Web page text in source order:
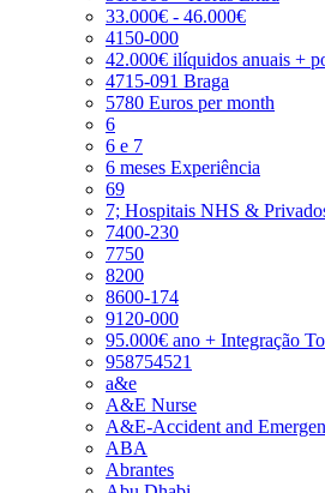
33.000€ - 46.000€
4150-000
42.000€ ilíquidos anuais +
4715-091 Braga
5780 Euros per month
6
6 e 7
6 meses Experiência
69
7; Hospitais NHS &
7400-230
7750
8200
8600-174
9120-000
95.000€ ano + Integração
958754521
a&e
A&E Nurse
A&E-Accident and
ABA
Abrantes